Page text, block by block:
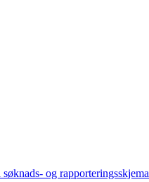
og rapporteringsskjema